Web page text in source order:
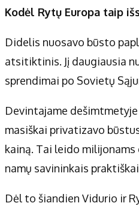
Kodėl Rytų Europa taip
Didelis nuosavo būsto
atsitiktinis. Jį daugiausia
sprendimai po Sovietų
Devintajame
masiškai privatizavo
kainą. Tai leido
namų savininkais
Dėl to šiandien Vidurio ir